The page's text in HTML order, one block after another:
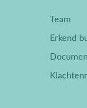
Team
Erkend